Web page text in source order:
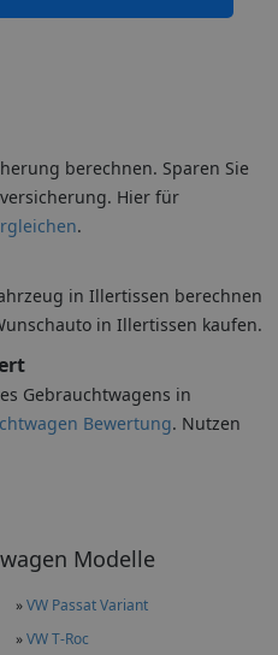
Modelle
»VW Passat Variant
»VW T-Roc
berechnen. Sparen Sie
Hier für
.
in Illertissen berechnen
in Illertissen kaufen.
Gebrauchtwagens in
Bewertung. Nutzen